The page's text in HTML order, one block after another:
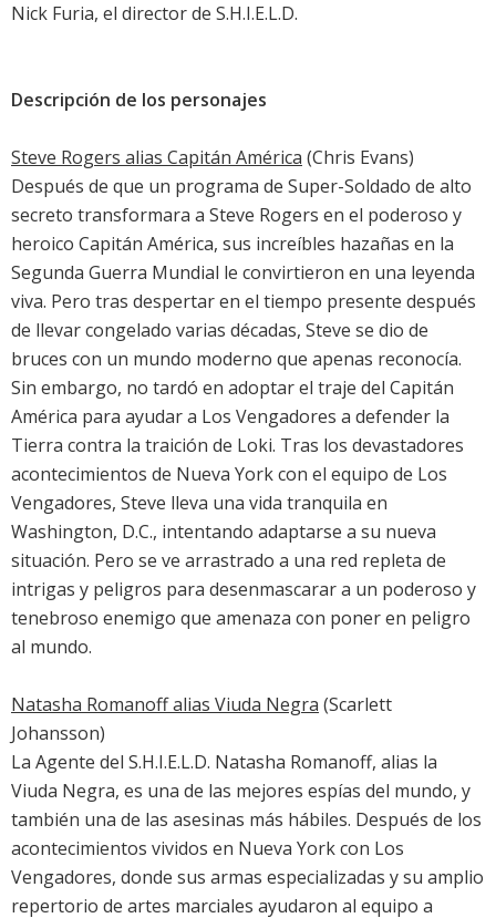
Nick Furia, el director de S.H.I.E.L.D.
Descripción de los personajes
Steve Rogers alias Capitán América (Chris Evans)
Después de que un programa de Super-Soldado de alto
secreto transformara a Steve Rogers en el poderoso y
heroico Capitán América, sus increíbles hazañas en la
Segunda Guerra Mundial le convirtieron en una leyenda
viva. Pero tras despertar en el tiempo presente después
de llevar congelado varias décadas, Steve se dio de
bruces con un mundo moderno que apenas reconocía.
Sin embargo, no tardó en adoptar el traje del Capitán
América para ayudar a Los Vengadores a defender la
Tierra contra la traición de Loki. Tras los devastadores
acontecimientos de Nueva York con el equipo de Los
Vengadores, Steve lleva una vida tranquila en
Washington, D.C., intentando adaptarse a su nueva
situación. Pero se ve arrastrado a una red repleta de
intrigas y peligros para desenmascarar a un poderoso y
tenebroso enemigo que amenaza con poner en peligro
al mundo.
Natasha Romanoff alias Viuda Negra (Scarlett
Johansson)
La Agente del S.H.I.E.L.D. Natasha Romanoff, alias la
Viuda Negra, es una de las mejores espías del mundo, y
también una de las asesinas más hábiles. Después de los
acontecimientos vividos en Nueva York con Los
Vengadores, donde sus armas especializadas y su amplio
repertorio de artes marciales ayudaron al equipo a